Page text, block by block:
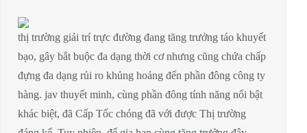
thị trường giải trí trực đường đang tăng trưởng táo khuyết
bạo, gây bắt buộc đa dạng thời cơ nhưng cũng chứa chấp
đựng đa dạng rủi ro khủng hoảng đến phần đông công ty
hàng. jav thuyết minh, cùng phần đông tính năng nổi bật
khác biệt, đã Cấp Tốc chóng đã với được Thị trường